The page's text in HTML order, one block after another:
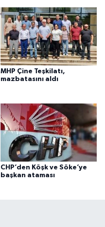
MHP Çine Teşkilatı,
mazbatasını aldı
CHP’den Köşk ve Söke’ye
başkan ataması